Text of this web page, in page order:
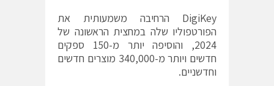
DigiKey הרחיבה משמעותית את
הפורטפוליו שלה במחצית הראשונה של
2024, והוסיפה יותר מ-150 ספקים
חדשים ויותר מ-340,000 מוצרים חדשים
וחדשניים.